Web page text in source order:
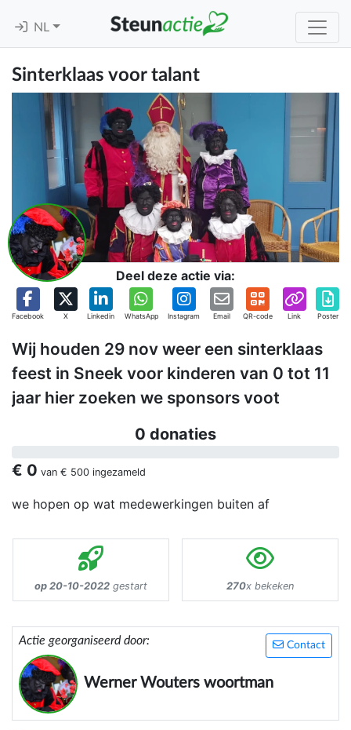
NL
Sinterklaas voor talant
Deel deze actie via:
Facebook X Linkedin WhatsApp Instagram Email QR-code Link Poster
Wij houden 29 nov weer een sinterklaas
feest in Sneek voor kinderen van 0 tot 11
jaar hier zoeken we sponsors voot
0 donaties
€ 0 van € 500 ingezameld
we hopen op wat medewerkingen buiten af
op 20-10-2022 gestart 270x bekeken
Contact
Actie georganiseerd door:
Werner Wouters woortman